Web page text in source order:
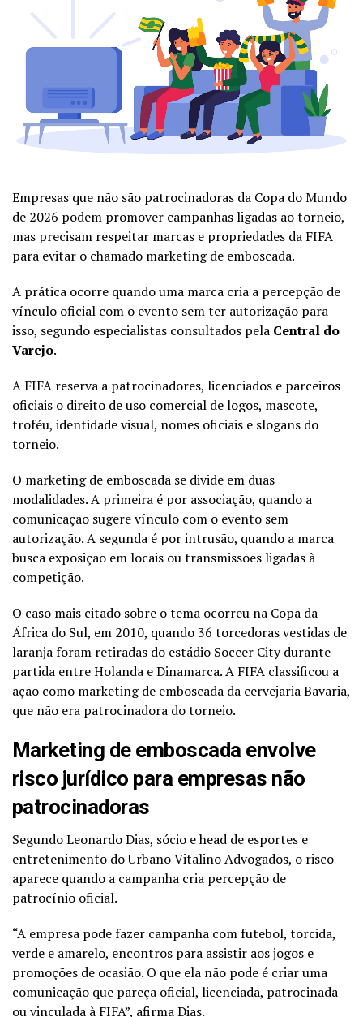
Empresas que não são patrocinadoras da Copa do Mundo
de 2026 podem promover campanhas ligadas ao torneio,
mas precisam respeitar marcas e propriedades da FIFA
para evitar o chamado marketing de emboscada.
A prática ocorre quando uma marca cria a percepção de
vínculo oficial com o evento sem ter autorização para
isso, segundo especialistas consultados pela Central do
Varejo.
A FIFA reserva a patrocinadores, licenciados e parceiros
oficiais o direito de uso comercial de logos, mascote,
troféu, identidade visual, nomes oficiais e slogans do
torneio.
O marketing de emboscada se divide em duas
modalidades. A primeira é por associação, quando a
comunicação sugere vínculo com o evento sem
autorização. A segunda é por intrusão, quando a marca
busca exposição em locais ou transmissões ligadas à
competição.
O caso mais citado sobre o tema ocorreu na Copa da
África do Sul, em 2010, quando 36 torcedoras vestidas de
laranja foram retiradas do estádio Soccer City durante
partida entre Holanda e Dinamarca. A FIFA classificou a
ação como marketing de emboscada da cervejaria Bavaria,
que não era patrocinadora do torneio.
Marketing de emboscada envolve
risco jurídico para empresas não
patrocinadoras
Segundo Leonardo Dias, sócio e head de esportes e
entretenimento doUrbano Vitalino Advogados, o risco
aparece quando a campanha cria percepção de
patrocínio oficial.
“A empresa pode fazer campanha com futebol, torcida,
verde e amarelo, encontros para assistir aos jogos e
promoções de ocasião. O que ela não pode é criar uma
comunicação que pareça oficial, licenciada, patrocinada
ou vinculada à FIFA”, afirma Dias.